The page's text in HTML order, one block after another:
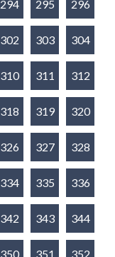
294 295 296
302 303 304
310 311 312
318 319 320
326 327 328
334 335 336
342 343 344
350 351 352